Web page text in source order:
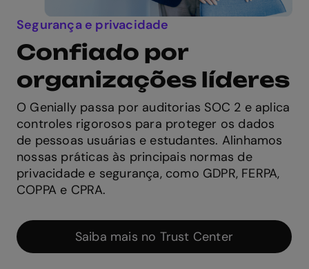
Segurança e privacidade
Confiado por
organizações líderes
O Genially passa por auditorias SOC 2 e aplica
controles rigorosos para proteger os dados
de pessoas usuárias e estudantes. Alinhamos
nossas práticas às principais normas de
privacidade e segurança, como GDPR, FERPA,
COPPA e CPRA.
Saiba mais no Trust Center